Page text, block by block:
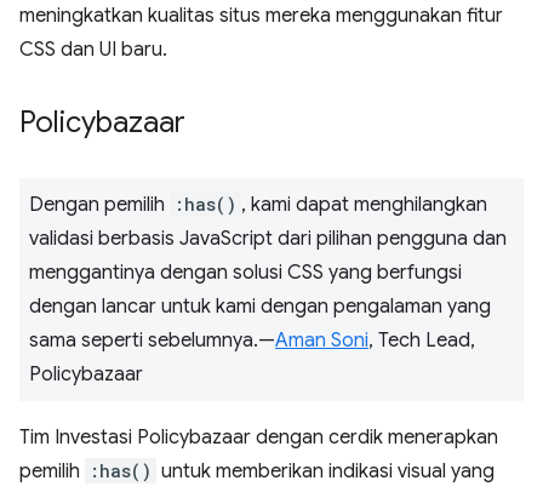
meningkatkan kualitas situs mereka menggunakan fitur
CSS dan UI baru.
Policybazaar
Dengan pemilih :has() , kami dapat menghilangkan
validasi berbasis JavaScript dari pilihan pengguna dan
menggantinya dengan solusi CSS yang berfungsi
dengan lancar untuk kami dengan pengalaman yang
sama seperti sebelumnya.—Aman Soni, Tech Lead,
Policybazaar
Tim Investasi Policybazaar dengan cerdik menerapkan
pemilih
:has() untuk memberikan indikasi visual yang